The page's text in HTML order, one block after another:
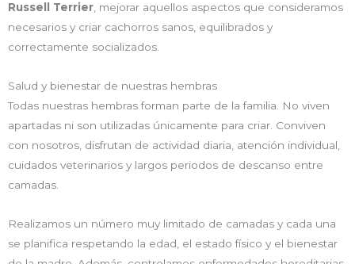
Russell Terrier, mejorar aquellos aspectos que consideramos
necesarios y criar cachorros sanos, equilibrados y
correctamente socializados.
Salud y bienestar de nuestras hembras
Todas nuestras hembras forman parte de la familia. No viven
apartadas ni son utilizadas únicamente para criar. Conviven
con nosotros, disfrutan de actividad diaria, atención individual,
cuidados veterinarios y largos periodos de descanso entre
camadas.
Realizamos un número muy limitado de camadas y cada una
se planifica respetando la edad, el estado físico y el bienestar